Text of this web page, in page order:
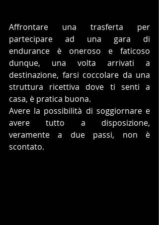
Affrontare una trasferta per
partecipare ad una gara di
endurance è oneroso e faticoso
dunque, una volta arrivati a
destinazione, farsi coccolare da una
struttura ricettiva dove ti senti a
casa, è pratica buona.
Avere la possibilità di soggiornare e
avere tutto a disposizione,
veramente a due passi, non è
scontato.